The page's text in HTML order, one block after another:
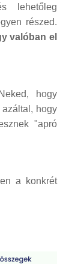
lehetőleg
részed.
valóban el
hogy
azáltal, hogy
"apró
a konkrét